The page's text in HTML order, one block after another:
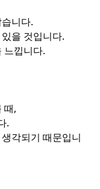
니다.
을 것입니다.
느낍니다.
때,
.
각되기 때문입니